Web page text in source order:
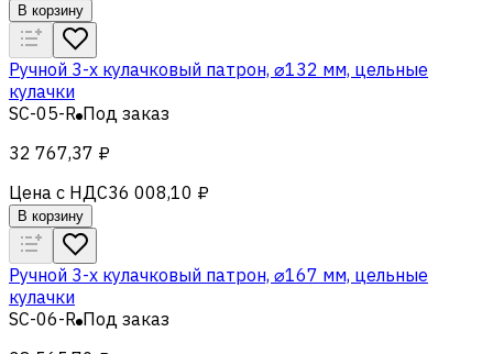
В корзину
Ручной 3-x кулачковый патрон, ⌀132 мм, цельные
кулачки
SC-05-R Под заказ
32 767,37 ₽
Цена с НДС36 008,10 ₽
В корзину
Ручной 3-х кулачковый патрон, ⌀167 мм, цельные
кулачки
SC-06-R Под заказ